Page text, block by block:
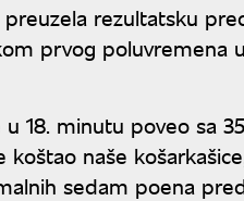
rezultatsku
prvog poluvremena
18. minutu poveo sa
naše
sedam poena